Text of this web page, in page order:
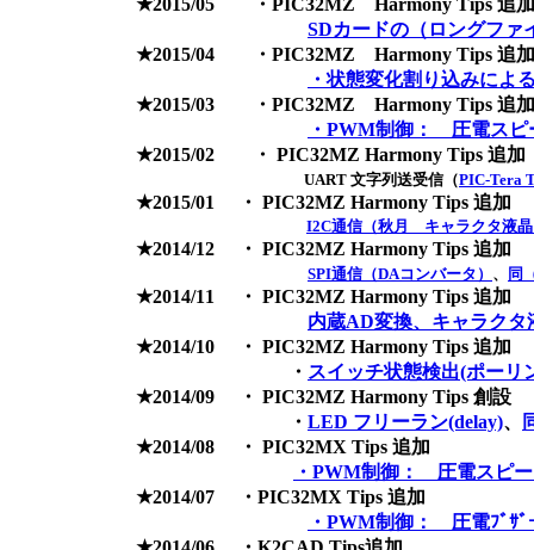
★2015/05 ・PIC32MZ Harmony Tips 追加
SDカードの（ロングファ
★2015/04 ・PIC32MZ Harmony Tips 追加
・状態変化割り込みに
★2015/03 ・PIC32MZ Harmony Tips 追加
・PWM制御： 圧電スピ
★2015/02 ・ PIC32MZ Harmony Tips 追加
UART 文字列送受信（PIC-Tera
★2015/01 ・ PIC32MZ Harmony Tips 追加
I2C通信（秋月 キャラクタ液
★2014/12 ・ PIC32MZ Harmony Tips 追加
SPI通信（DAコンバータ） 、 同
★2014/11 ・ PIC32MZ Harmony Tips 追加
内蔵AD変換、キャラクタ
★2014/10 ・ PIC32MZ Harmony Tips 追加
・ スイッチ状態検出(ポーリ
★2014/09 ・ PIC32MZ Harmony Tips 創設
・ LED フリーラン(delay)、
★2014/08 ・ PIC32MX Tips 追加
・PWM制御： 圧電スピ
★2014/07 ・PIC32MX Tips 追加
・PWM制御： 圧電ﾌﾞｻﾞ